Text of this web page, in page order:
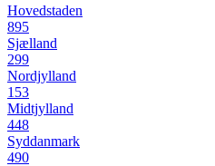
Hovedstaden
895
Sjælland
299
Nordjylland
153
Midtjylland
448
Syddanmark
490